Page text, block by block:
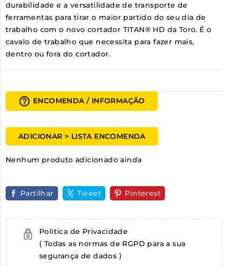
durabilidade e a versatilidade de transporte de
ferramentas para tirar o maior partido do seu dia de
trabalho com o novo cortador TITAN® HD da Toro. É o
cavalo de trabalho que necessita para fazer mais,
dentro ou fora do cortador.
help_outline ENCOMENDA / INFORMAÇÃO
ADICIONAR > LISTA ENCOMENDA
Nenhum produto adicionado ainda
Partilhar Tweet Pinterest
Política de Privacidade
( Todas as normas de RGPD para a sua
segurança de dados )